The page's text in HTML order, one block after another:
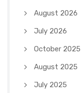
August 2026
July 2026
October 2025
August 2025
July 2025